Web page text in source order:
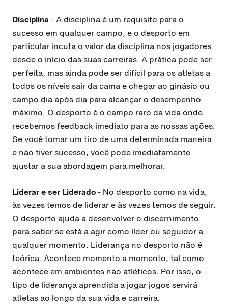
Disciplina- A disciplina é um requisito para o
sucesso em qualquer campo, e o desporto em
particular incuta o valor da disciplina nos jogadores
desde o início das suas carreiras. A prática pode ser
perfeita, mas ainda pode ser difícil para os atletas a
todos os níveis sair da cama e chegar ao ginásio ou
campo dia após dia para alcançar o desempenho
máximo. O desporto é o campo raro da vida onde
recebemos feedback imediato para as nossas ações:
Se você tomar um tiro de uma determinada maneira
e não tiver sucesso, você pode imediatamente
ajustar a sua abordagem para melhorar.
Liderar e ser Liderado - No desporto como na vida,
às vezes temos de liderar e às vezes temos de seguir.
O desporto ajuda a desenvolver o discernimento
para saber se está a agir como líder ou seguidor a
qualquer momento. Liderança no desporto não é
teórica. Acontece momento a momento, tal como
acontece em ambientes não atléticos. Por isso, o
tipo de liderança aprendida a jogar jogos servirá
atletas ao longo da sua vida e carreira.